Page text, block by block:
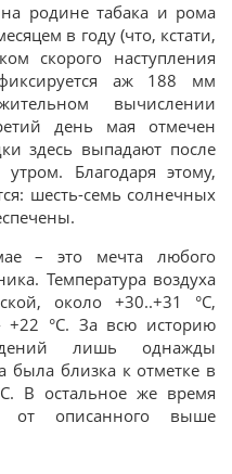
родине табака и рома
в году (что, кстати,
скорого наступления
аж 188 мм
вычислении
день мая отмечен
здесь выпадают после
Благодаря этому,
шесть-семь солнечных
– это мечта любого
Температура воздуха
около +30..+31 °C,
+22 °C. За всю историю
лишь однажды
была близка к отметке в
В остальное же время
от описанного выше